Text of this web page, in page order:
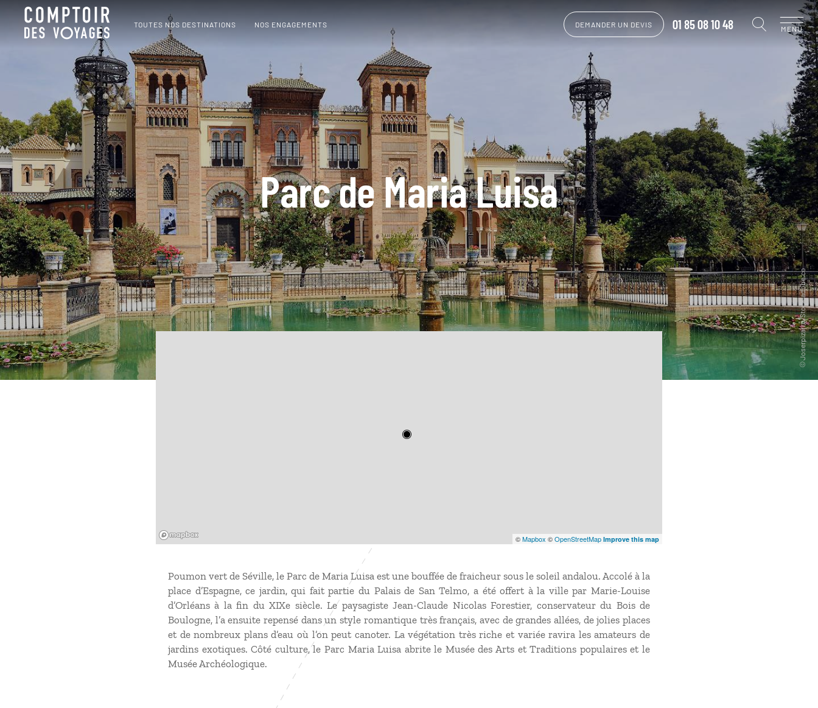
TOUTES NOS DESTINATIONS NOS ENGAGEMENTS DEMANDER UN DEVIS 01 85 08 10 48 MENU
Parc de Maria Luisa
©Mapbox ©OpenStreetMap Improve this map
Poumon vert de Séville, le Parc de Maria Luisa est une bouffée de fraicheur sous le soleil andalou. Accolé à la
place d’Espagne, ce jardin, qui fait partie du Palais de San Telmo, a été offert à la ville par Marie-Louise
d’Orléans à la fin du XIXe siècle. Le paysagiste Jean-Claude Nicolas Forestier, conservateur du Bois de
Boulogne, l’a ensuite repensé dans un style romantique très français, avec de grandes allées, de jolies places
et de nombreux plans d’eau où l’on peut canoter. La végétation très riche et variée ravira les amateurs de
jardins exotiques. Côté culture, le Parc Maria Luisa abrite le Musée des Arts et Traditions populaires et le
Musée Archéologique.